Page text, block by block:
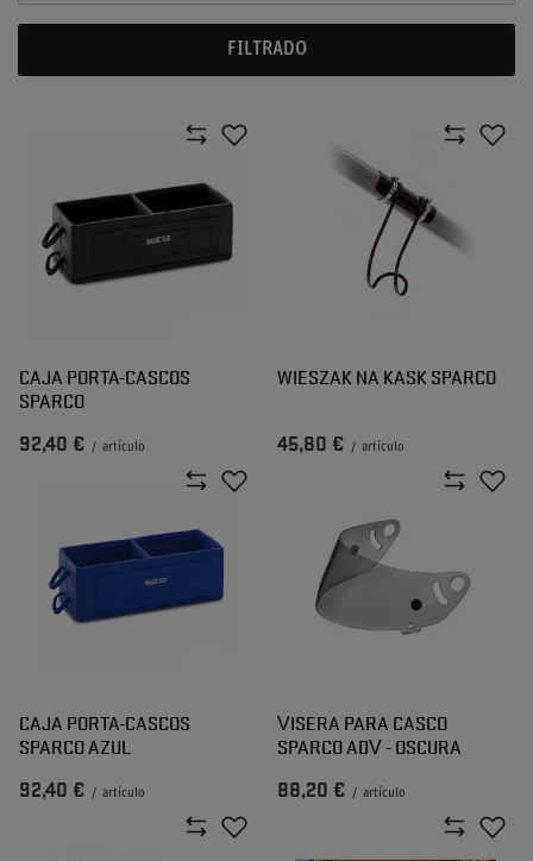
FILTRADO
CAJA PORTA-CASCOS
SPARCO
92,40 € / artículo
WIESZAK NA KASK SPARCO
45,80 € / artículo
CAJA PORTA-CASCOS
SPARCO AZUL
92,40 € / artículo
VISERA PARA CASCO
SPARCO ADV - OSCURA
88,20 € / artículo